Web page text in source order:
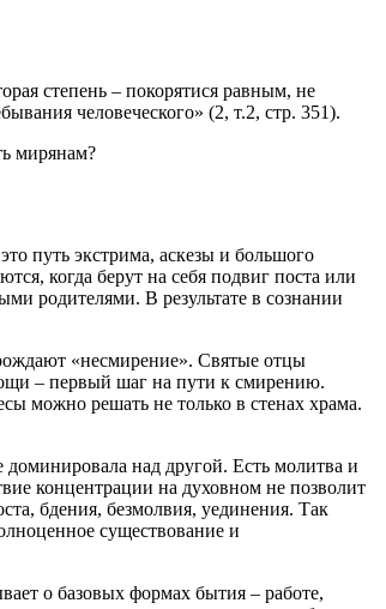
степень – покорятися равным, не
человеческого» (2, т.2, стр. 351).
мирянам?
путь экстрима, аскезы и большого
когда берут на себя подвиг поста или
родителями. В результате в сознании
«несмирение». Святые отцы
– первый шаг на пути к смирению.
можно решать не только в стенах храма.
над другой. Есть молитва и
концентрации на духовном не позволит
бдения, безмолвия, уединения. Так
существование и
о базовых формах бытия – работе,